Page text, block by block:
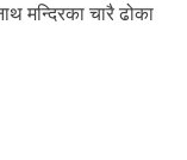
मन्दिरका चारै ढोका